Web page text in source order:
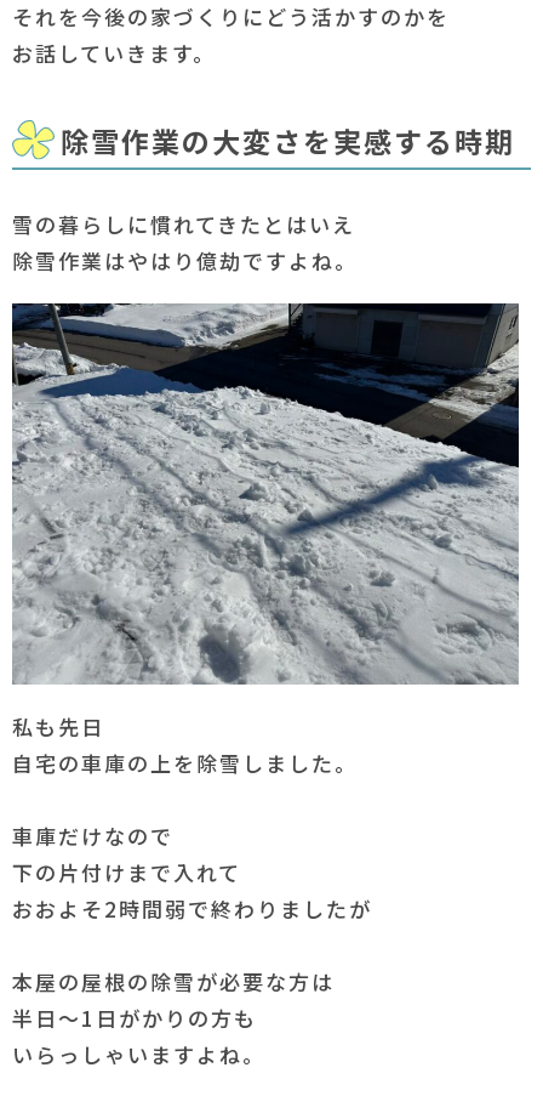
それを今後の家づくりにどう活かすのかを
お話していきます。
除雪作業の大変さを実感する時期
雪の暮らしに慣れてきたとはいえ
除雪作業はやはり億劫ですよね。
私も先日
自宅の車庫の上を除雪しました。
車庫だけなので
下の片付けまで入れて
おおよそ2時間弱で終わりましたが
本屋の屋根の除雪が必要な方は
半日～1日がかりの方も
いらっしゃいますよね。